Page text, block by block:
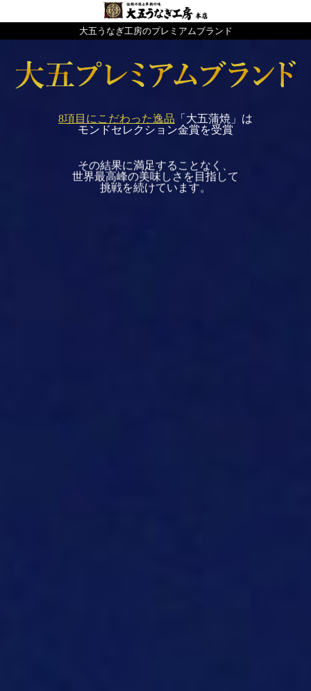
大五うなぎ工房のプレミアムブランド
8項目にこだわった逸品 「大五蒲焼」は
モンドセレクション金賞を受賞
その結果に満足することなく、
世界最高峰の美味しさを目指して
挑戦を続けています。